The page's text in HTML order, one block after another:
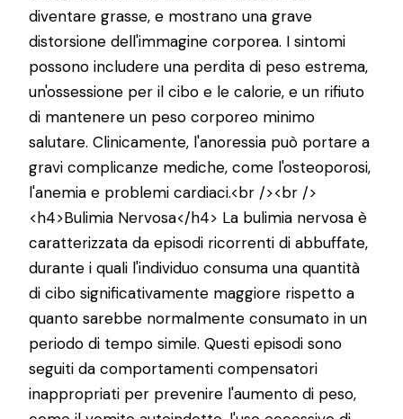
diventare grasse, e mostrano una grave
distorsione dell'immagine corporea. I sintomi
possono includere una perdita di peso estrema,
un'ossessione per il cibo e le calorie, e un rifiuto
di mantenere un peso corporeo minimo
salutare. Clinicamente, l'anoressia può portare a
gravi complicanze mediche, come l'osteoporosi,
l'anemia e problemi cardiaci.<br /><br />
<h4>Bulimia Nervosa</h4> La bulimia nervosa è
caratterizzata da episodi ricorrenti di abbuffate,
durante i quali l'individuo consuma una quantità
di cibo significativamente maggiore rispetto a
quanto sarebbe normalmente consumato in un
periodo di tempo simile. Questi episodi sono
seguiti da comportamenti compensatori
inappropriati per prevenire l'aumento di peso,